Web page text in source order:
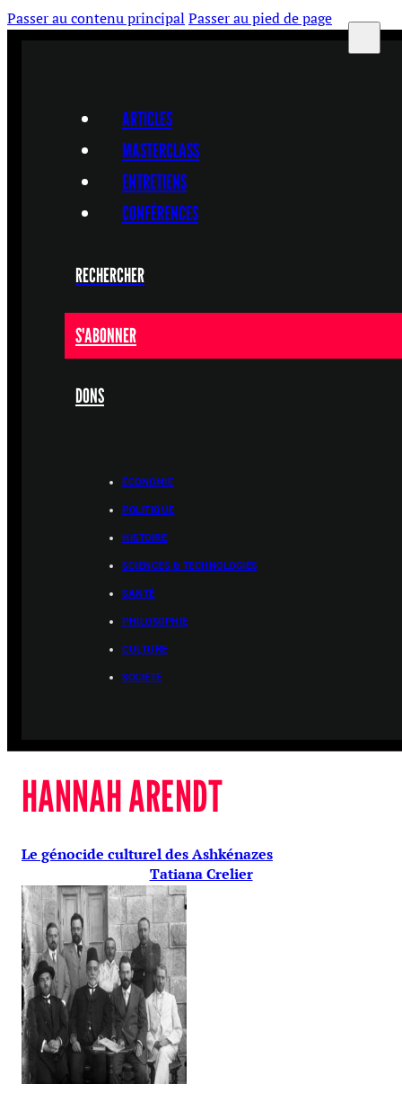
Passer au contenu principal Passer au pied de page
ARTICLES
MASTERCLASS
ENTRETIENS
CONFÉRENCES
RECHERCHER
S'ABONNER
DONS
ÉCONOMIE
POLITIQUE
HISTOIRE
SCIENCES & TECHNOLOGIES
SANTÉ
PHILOSOPHIE
CULTURE
SOCIÉTÉ
HANNAH ARENDT
Le génocide culturel des Ashkénazes
Tatiana Crelier